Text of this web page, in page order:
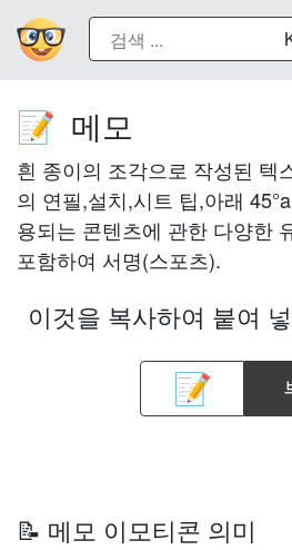
📝 메모
흰 종이의 조각으로 작성된 텍
의 연필,설치,시트 팁,아래
용되는 콘텐츠에 관한 다양한
포함하여 서명(스포츠).
이것을 복사하여 붙여
📝 메모 이모티콘 의미